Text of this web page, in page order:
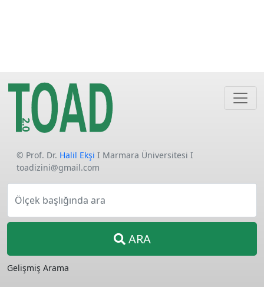
© Prof. Dr. Halil Ekşi I Marmara Üniversitesi I
toadizini@gmail.com
Ölçek başlığında ara
ARA
Gelişmiş Arama